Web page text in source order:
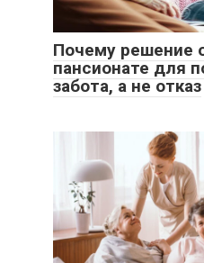
Почему решение
пансионате для
забота, а не отказ